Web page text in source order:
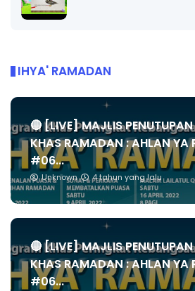
IHYA' RAMADAN
🔴 [LIVE] MAJLIS
KHAS RAMADAN : AHLAN YA
#06...
Unknown 4 tahun yang lalu
🔴 [LIVE] MAJLIS
KHAS RAMADAN : AHLAN YA
#06...